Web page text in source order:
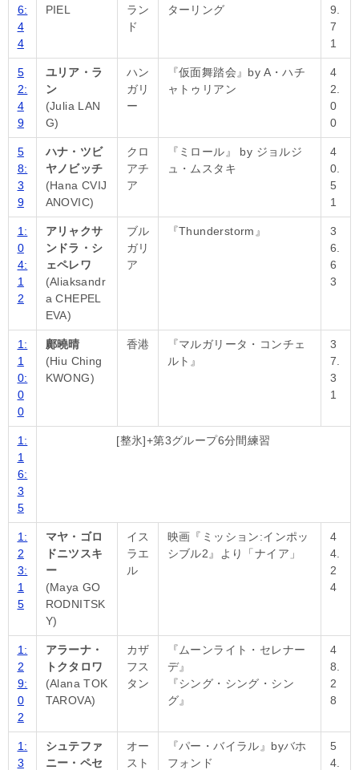
6:
4
4
PIEL
ラン
ド
ターリング
9.
7
1
5
2:
4
9
ユリア・ラ
ン
(Julia LAN
G)
ハン
ガリ
ー
『仮面舞踏会』by A・ハチ
ャトゥリアン
4
2.
0
0
5
8:
3
9
ハナ・ツビ
ヤノビッチ
(Hana CVIJ
ANOVIC)
クロ
アチ
ア
『ミロール』 by ジョルジ
ュ・ムスタキ
4
0.
5
1
1:
0
4:
1
2
アリャクサ
ンドラ・シ
ェペレワ
(Aliaksandr
a CHEPEL
EVA)
ブル
ガリ
ア
『Thunderstorm』
3
6.
6
3
1:
1
0:
0
0
鄺曉晴
(Hiu Ching
KWONG)
香港
『マルガリータ・コンチェ
ルト』
3
7.
3
1
1:
1
6:
3
5
[整氷]+第3グループ6分間練習
1:
2
3:
1
5
マヤ・ゴロ
ドニツスキ
ー
(Maya GO
RODNITSK
Y)
イス
ラエ
ル
映画『ミッション:インポッ
シブル2』より「ナイア」
4
4.
2
4
1:
2
9:
0
2
アラーナ・
トクタロワ
(Alana TOK
TAROVA)
カザ
フス
タン
『ムーンライト・セレナー
デ』
『シング・シング・シン
グ』
4
8.
2
8
1:
3
シュテファ
ニー・ペセ
オー
スト
『パー・バイラル』byバホ
フォンド
5
4.